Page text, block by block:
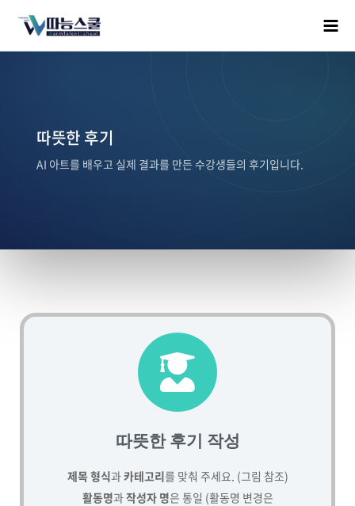
따뜻한 후기
AI 아트를 배우고 실제 결과를 만든 수강생들의 후기입니다.
따뜻한 후기 작성
제목 형식과카테고리를 맞춰 주세요. (그림 참조)
활동명과작성자 명은 통일 (활동명 변경은